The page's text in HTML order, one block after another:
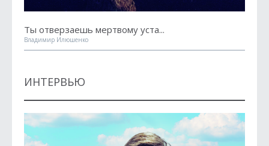
Ты отверзаешь мертвому уста...
Владимир Илюшенко
ИНТЕРВЬЮ